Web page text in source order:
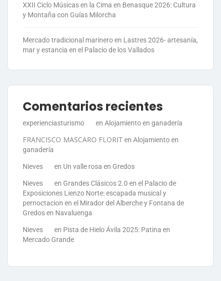
XXII Ciclo Músicas en la Cima en Benasque 2026: Cultura
y Montaña con Guías Milorcha
Mercado tradicional marinero en Lastres 2026- artesanía,
mar y estancia en el Palacio de los Vallados
Comentarios recientes
experienciasturismo en Alojamiento en ganadería
FRANCISCO MASCARO FLORIT en Alojamiento en
ganadería
Nieves en Un valle rosa en Gredos
Nieves en Grandes Clásicos 2.0 en el Palacio de
Exposiciones Lienzo Norte: escapada musical y
pernoctacion en el Mirador del Alberche y Fontana de
Gredos en Navaluenga
Nieves en Pista de Hielo Ávila 2025: Patina en
Mercado Grande